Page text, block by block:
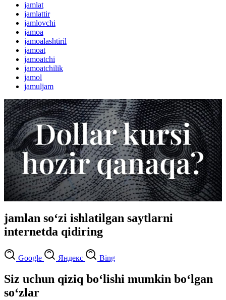
jamlat
jamlattir
jamlovchi
jamoa
jamoalashtiril
jamoat
jamoatchi
jamoatchilik
jamol
jamuljam
jamlan so‘zi ishlatilgan saytlarni
internetda qidiring
Google Яндекс Bing
Siz uchun qiziq bo‘lishi mumkin bo‘lgan
so‘zlar